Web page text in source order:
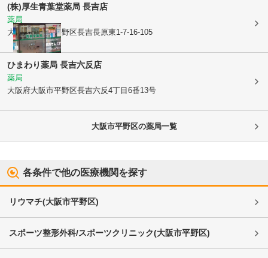
(株)厚生青葉堂薬局 長吉店
薬局
大阪府大阪市平野区長吉長原東1-7-16-105
ひまわり薬局 長吉六反店
薬局
大阪府大阪市平野区長吉六反4丁目6番13号
大阪市平野区の薬局一覧
各条件で他の医療機関を探す
リウマチ(大阪市平野区)
スポーツ整形外科/スポーツクリニック(大阪市平野区)